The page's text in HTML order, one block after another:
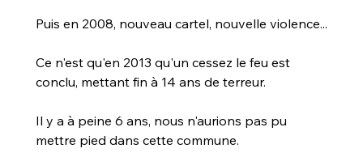
Puis en 2008, nouveau cartel, nouvelle violence...
Ce n'est qu'en 2013 qu'un cessez le feu est
conclu, mettant fin à 14 ans de terreur.
Il y a à peine 6 ans, nous n'aurions pas pu
mettre pied dans cette commune.